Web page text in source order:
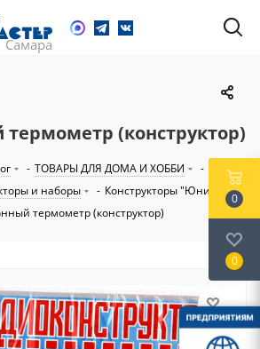
(конструктор)
- ТОВАРЫ ДЛЯ ДОМА И ХОББИ
-
и наборы
- Конструкторы "Юниор" -
термометр (конструктор)
0
0